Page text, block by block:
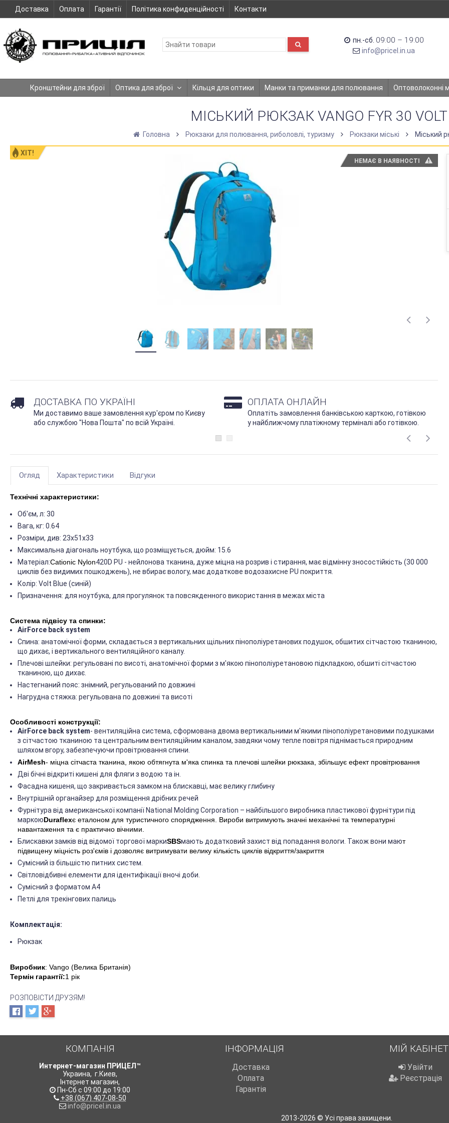
Доставка Оплата Гарантії Політика конфиденційності Контакти
пн.-сб. 09:00 – 19:00
info@pricel.in.ua
Кронштейни для зброї Оптика для зброї Кільця для оптики Манки та приманки для полювання Оптоволоконні
МІСЬКИЙ РЮКЗАК VANGO FYR 30 VOLT
Головна Рюкзаки для полювання, риболовлі, туризму Рюкзаки міські Міський
ХІТ!
НЕМАЄ В НАЯВНОСТІ
ДОСТАВКА ПО УКРАЇНІ
Ми доставимо ваше замовлення кур'єром по Києву
або службою "Нова Пошта" по всій Україні.
ОПЛАТА ОНЛАЙН
Оплатіть замовлення банківською карткою, готівкою
у найближчому платіжному терміналі або готівкою.
Огляд Характеристики Відгуки
Технічні характеристики:
Об'єм, л: 30
Вага, кг: 0.64
Розміри, див: 23х51х33
Максимальна діагональ ноутбука, що розміщується, дюйм: 15.6
Матеріал:Cationic Nylon420D PU - нейлонова тканина, дуже міцна на розрив і стирання, має відмінну зносостійкість (30 000
циклів без видимих пошкоджень), не вбирає вологу, має додаткове водозахисне PU покриття.
Колір: Volt Blue (синій)
Призначення: для ноутбука, для прогулянок та повсякденного використання в межах міста
Система підвісу та спинки:
AirForce back system
Спина: анатомічної форми, складається з вертикальних щільних пінополіуретанових подушок, обшитих сітчастою тканиною,
що дихає, і вертикального вентиляційного каналу.
Плечові шлейки: регульовані по висоті, анатомічної форми з м'якою пінополіуретановою підкладкою, обшиті сітчастою
тканиною, що дихає.
Настегнаний пояс: знімний, регульований по довжині
Нагрудна стяжка: регульована по довжині та висоті
Особливості конструкції:
AirForce back system- вентиляційна система, сформована двома вертикальними м'якими пінополіуретановими подушками
з сітчастою тканиною та центральним вентиляційним каналом, завдяки чому тепле повітря піднімається природним
шляхом вгору, забезпечуючи провітрювання спини.
AirMesh- міцна сітчаста тканина, якою обтягнута м'яка спинка та плечові шлейки рюкзака, збільшує ефект провітрювання
Дві бічні відкриті кишені для фляги з водою та ін.
Фасадна кишеня, що закривається замком на блискавці, має велику глибину
Внутрішній органайзер для розміщення дрібних речей
Фурнітура від американської компанії National Molding Corporation – найбільшого виробника пластикової фурнітури під
маркоюDuraflexє еталоном для туристичного спорядження. Вироби витримують значні механічні та температурні
навантаження та є практично вічними.
Блискавки замків від відомої торгової маркиSBSмають додатковий захист від попадання вологи. Також вони мают
підвищену міцність роз'ємів і дозволяє витримувати велику кількість циклів відкриття/закриття
Сумісний із більшістю питних систем.
Світловідбивні елементи для ідентифікації вночі доби.
Сумісний з форматом А4
Петлі для трекінгових палиць
Комплектація:
Рюкзак
Виробник: Vango (Велика Британія)
Термін гарантії:1 рік
РОЗПОВІСТИ ДРУЗЯМ!
КОМПАНІЯ
Интернет-магазин ПРИЦЕЛ™
Украина, г.Киев,
Інтернет магазин,
Пн-Сб с 09:00 до 19:00
+38 (067) 407-08-50
info@pricel.in.ua
ІНФОРМАЦІЯ
Доставка
Оплата
Гарантія
МІЙ КАБІНЕТ
Увійти
Реєстрація
2013-2026 © Усі права захищени.